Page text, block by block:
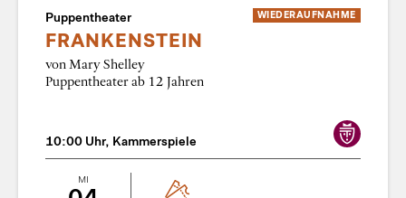
WIEDER­AUFNAHME
Puppentheater
FRANKENSTEIN
von Mary Shelley
Puppentheater ab 12 Jahren
10:00 Uhr, Kammerspiele
MI